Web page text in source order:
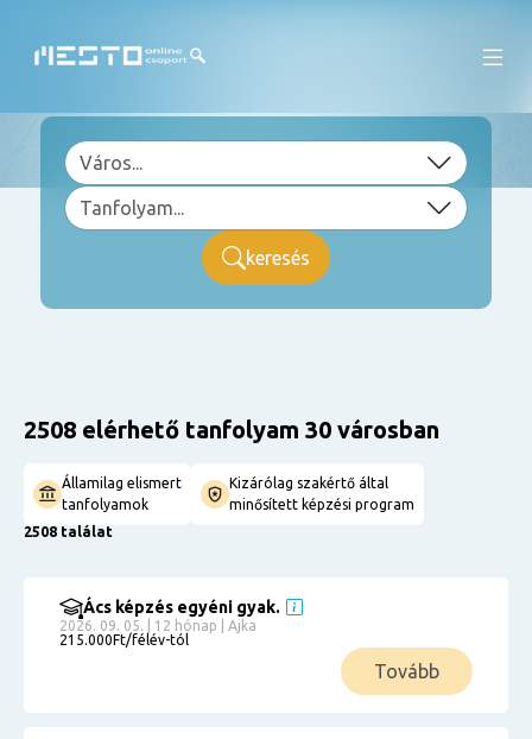
keresés
2508 elérhető tanfolyam 30 városban
Államilag elismert
tanfolyamok
Kizárólag szakértő által
minősített képzési program
2508 találat
Ács képzés egyéni gyak.
2026. 09. 05. | 12 hónap | Ajka
215.000Ft/félév-tól
Tovább